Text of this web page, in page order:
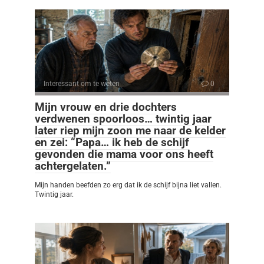
Interessant om te weten 0
Mijn vrouw en drie dochters
verdwenen spoorloos… twintig jaar
later riep mijn zoon me naar de kelder
en zei: “Papa… ik heb de schijf
gevonden die mama voor ons heeft
achtergelaten.”
Mijn handen beefden zo erg dat ik de schijf bijna liet vallen.
Twintig jaar.